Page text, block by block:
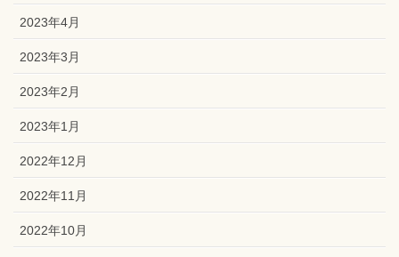
2023年4月
2023年3月
2023年2月
2023年1月
2022年12月
2022年11月
2022年10月